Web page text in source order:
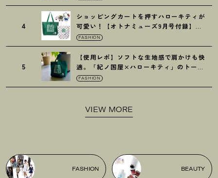
4
ショッピングカートを押すハローキティが
可愛い ！
【オトナミューズ9月号付録】紀
ノ国屋バッグ
FASHION
5
【使用レポ】ソフトな生地感で肩かけも快
適。「紀ノ国屋×ハローキティ」のトート
がガシガシ使えて最高です
FASHION
VIEW MORE
FASHION BEAUTY